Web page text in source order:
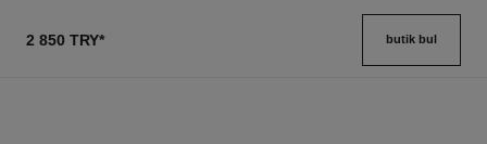
2 850 TRY* butik bul